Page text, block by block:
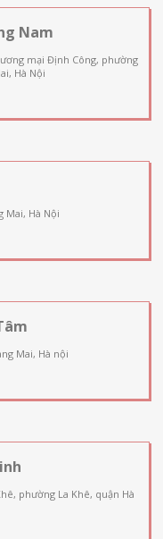
Nam
mại Định Công, phường
Hà Nội
Mai, Hà Nội
Mai, Hà nội
phường La Khê, quận Hà